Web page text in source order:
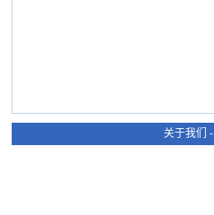
关于我们 -